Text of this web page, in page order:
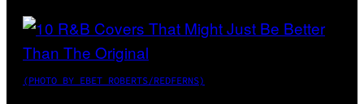
(PHOTO BY EBET ROBERTS/REDFERNS)